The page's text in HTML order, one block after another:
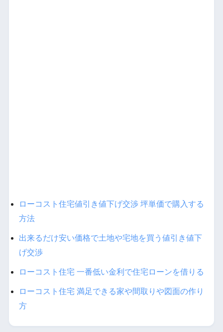
ローコスト住宅値引き値下げ交渉 坪単価で購入する
方法
出来るだけ安い価格で土地や宅地を買う値引き値下
げ交渉
ローコスト住宅 一番低い金利で住宅ローンを借りる
ローコスト住宅 満足できる家や間取りや図面の作り
方